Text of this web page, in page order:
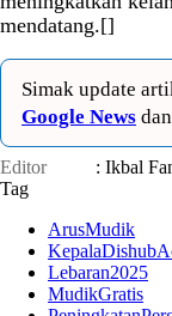
mendatang.[]
Simak update
Google News
Editor
: Ikbal
Tag
ArusMudik
Lebaran2025
MudikGratis